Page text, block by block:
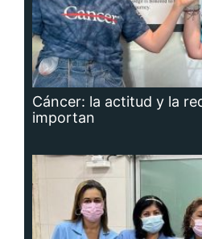
Cáncer: la actitud y la
importan